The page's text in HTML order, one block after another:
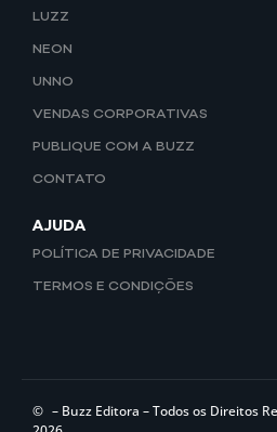
LUZZ
NEON
UNNO
VENDAS CORPORATIVAS
PUBLIQUE COM A BUZZ
CONTATO
AJUDA
POLÍTICA DE PRIVACIDADE
TERMOS E CONDIÇÕES
© – Buzz Editora – Todos os Direitos